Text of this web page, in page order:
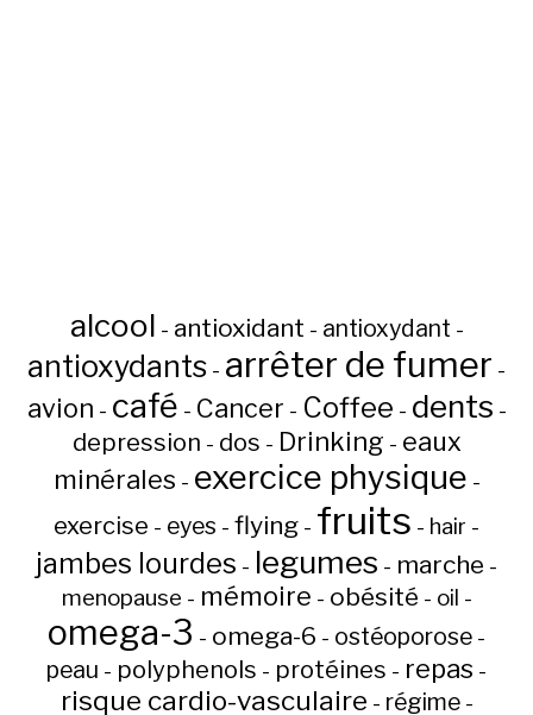
alcool - antioxidant - antioxydant -
antioxydants - arrêter de fumer -
avion - café - Cancer - Coffee - dents -
depression - dos - Drinking - eaux
minérales - exercice physique -
exercise - eyes - flying - fruits - hair -
jambes lourdes - legumes - marche -
menopause - mémoire - obésité - oil -
omega-3 - omega-6 - ostéoporose -
peau - polyphenols - protéines - repas -
risque cardio-vasculaire - régime-